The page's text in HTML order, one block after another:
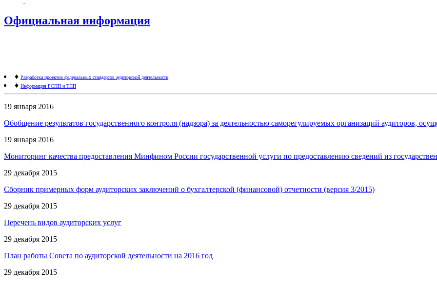
Официальная информация
♦ Разработка проектов федеральных стандартов аудиторской деятельности
♦ Информация РСПП и ТПП
19 января 2016
Обобщение результатов государственного контроля (надзора) за деятельностью саморегулируемых организаций аудиторов,
19 января 2016
Мониторинг качества предоставления Минфином России государственной услуги по предоставлению сведений из
29 декабря 2015
Сборник примерных форм аудиторских заключений о бухгалтерской (финансовой) отчетности (версия 3/2015)
29 декабря 2015
Перечень видов аудиторских услуг
29 декабря 2015
План работы Совета по аудиторской деятельности на 2016 год
29 декабря 2015